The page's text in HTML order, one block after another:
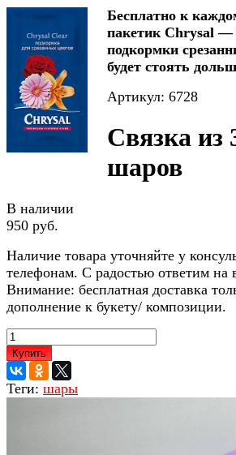
Бесплатно к
пакетик Chrysal —
подкормки
будет стоять
Артикул: 6728
Связка из
шаров
В наличии
950 руб.
Наличие товара уточняйте у
телефонам. С радостью ответим на
Внимание: бесплатная доставка
дополнение к букету/ композиции.
Купить
Теги: шары